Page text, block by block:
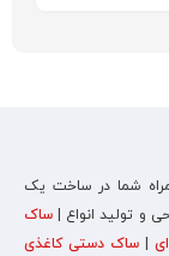
شما در ساخت یک
و تولید انواع | ساک
| ساک دستی کاغذی